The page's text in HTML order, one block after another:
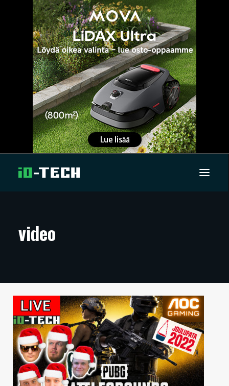
ARTIKKELIT
TECHBBS
TIETOA
HINTA.FI
KAUPPA
VAIHDA TEEMA
video